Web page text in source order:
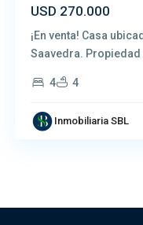
USD 270.000
¡En venta! Casa
Saavedra.
4 4
Inmobiliaria SBL